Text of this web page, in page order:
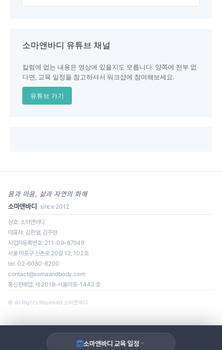
소마앤바디 유튜브 채널
칼럼에 없는 내용은 영상에 있을지도 모릅니다. 양쪽에 전부 없
다면, 교육 일정을 참고하셔서 워크샵에 참여해보세요.
유튜브 가기
소마앤바디 교육 일정
일정을 클릭하면 신청 페이지로 이동합니다.
몸과 마음, 삶과 자연의 화해
소마앤바디 since 2012
상호: 소마앤바디
대표자: 김한얼, 김주현
사업자등록번호: 211-09-87949
서울 마포구 신촌로 20길 12, 102호
tel. 02-6080-8200
contact@somaandbody.com
통신판매업: 제 2018-서울마포-1443 호
© All Rights Reserved 소마앤바디